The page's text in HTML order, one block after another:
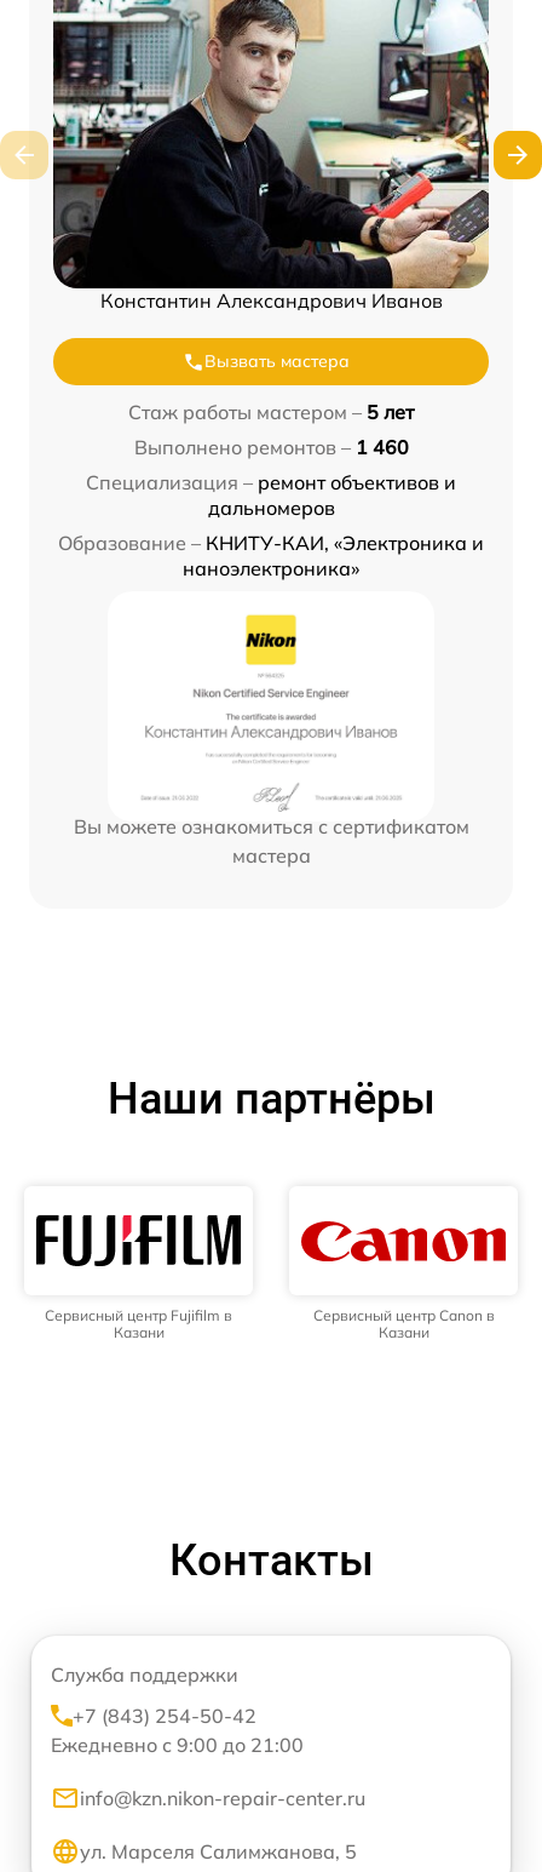
Константин Александрович Иванов
Вызвать мастера
Стаж работы мастером – 5 лет
Выполнено ремонтов – 1 460
Специализация – ремонт объективов и
дальномеров
Образование – КНИТУ-КАИ, «Электроника и
наноэлектроника»
Вы можете ознакомиться с сертификатом
мастера
Наши партнёры
Сервисный центр Fujifilm в
Казани
Сервисный центр Canon в
Казани
Контакты
Служба поддержки
+7 (843) 254-50-42
Ежедневно с 9:00 до 21:00
info@kzn.nikon-repair-center.ru
ул. Марселя Салимжанова, 5